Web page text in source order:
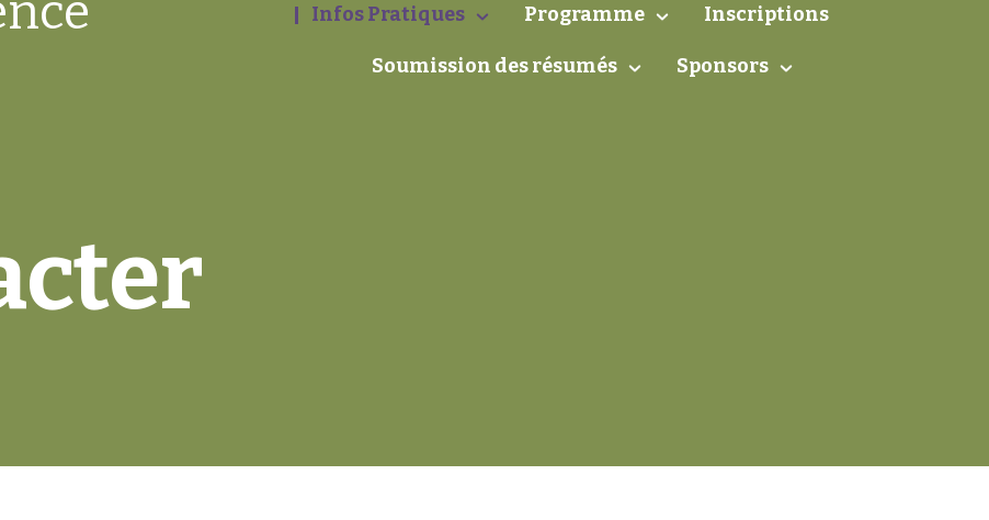
Infos Pratiques Programme Inscriptions
Soumission des résumés Sponsors